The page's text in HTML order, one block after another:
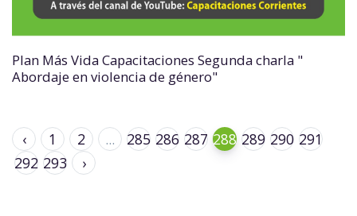
Plan Más Vida Capacitaciones Segunda charla "
Abordaje en violencia de género"
‹ 1 2 ... 285 286 287 288 289 290 291
292 293 ›